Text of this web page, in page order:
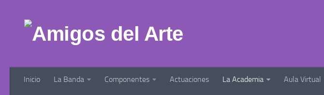
Inicio La Banda Componentes Actuaciones La Academia Aula Virtual